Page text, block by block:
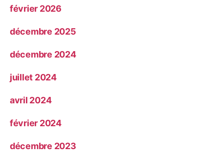
février 2026
décembre 2025
décembre 2024
juillet 2024
avril 2024
février 2024
décembre 2023